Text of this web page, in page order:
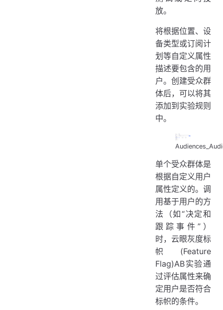
放。
将根据位置、设
备类型或订阅计
划等自定义属性
描述要包含的用
户。创建受众群
体后，可以将其
添加到实验规则
中。
单个受众群体是
根据自定义用户
属性定义的。调
用基于用户的方
法（如“决定和
跟踪事件”）
时，云眼灰度标
帜(Feature
Flag)AB实验通
过评估属性来确
定用户是否符合
标帜的条件。